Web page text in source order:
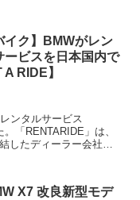
イク】BMWがレン
ービスを日本国内で
RIDE】
ンタルサービス
「RENTARIDE」は、
したディーラー会社に
X7 改良新型モデ